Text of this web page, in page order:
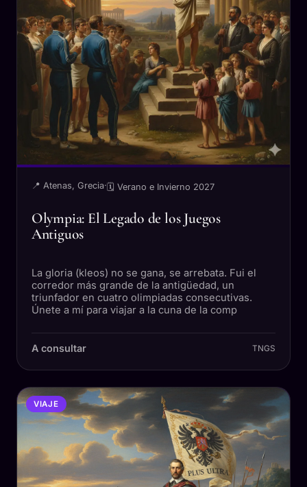
📍 Atenas, Grecia· 🗓 Verano e Invierno 2027
Olympia: El Legado de los Juegos
Antiguos
La gloria (kleos) no se gana, se arrebata. Fui el
corredor más grande de la antigüedad, un
triunfador en cuatro olimpiadas consecutivas.
Únete a mí para viajar a la cuna de la comp
A consultar TNGS
VIAJE